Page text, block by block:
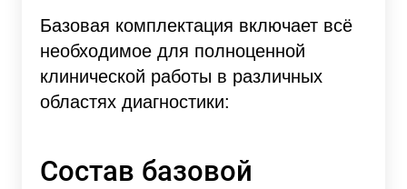
Базовая комплектация включает всё
необходимое для полноценной
клинической работы в различных
областях диагностики:
Состав базовой